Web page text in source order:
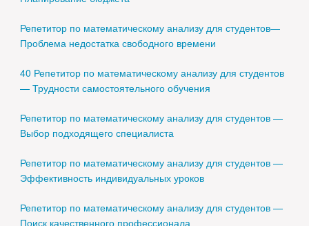
Репетитор по математическому анализу для студентов—
Проблема недостатка свободного времени
40 Репетитор по математическому анализу для студентов
— Трудности самостоятельного обучения
Репетитор по математическому анализу для студентов —
Выбор подходящего специалиста
Репетитор по математическому анализу для студентов —
Эффективность индивидуальных уроков
Репетитор по математическому анализу для студентов —
Поиск качественного профессионала